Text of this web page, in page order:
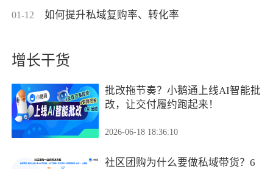
01-12 如何提升私域复购率、转化率
增长干货
批改拖节奏？小鹅通上线AI智能批
改，让交付履约跑起来！
2026-06-18 18:36:10
社区团购为什么要做私域带货？6